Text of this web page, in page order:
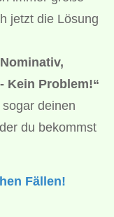
jetzt die Lösung
Nominativ,
Kein Problem!“
deinen
du bekommst
Fällen!